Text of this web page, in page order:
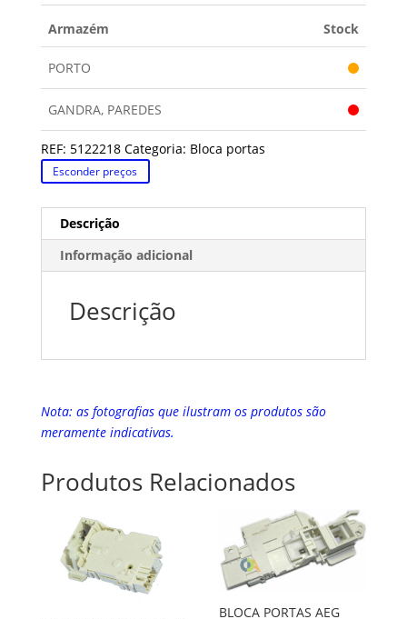
Armazém Stock
PORTO
GANDRA, PAREDES
REF: 5122218 Categoria: Bloca portas
Esconder preços
Descrição
Informação adicional
Descrição
Nota: as fotografias que ilustram os produtos são
meramente indicativas.
Produtos Relacionados
BLOCA PORTAS AEG